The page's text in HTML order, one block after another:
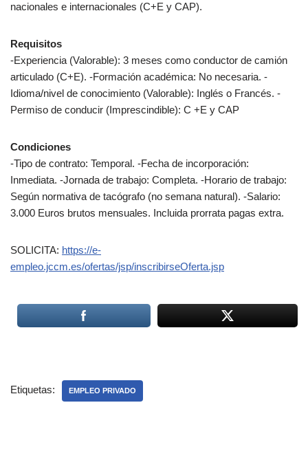
nacionales e internacionales (C+E y CAP).
Requisitos
-Experiencia (Valorable): 3 meses como conductor de camión
articulado (C+E). -Formación académica: No necesaria. -
Idioma/nivel de conocimiento (Valorable): Inglés o Francés. -
Permiso de conducir (Imprescindible): C +E y CAP
Condiciones
-Tipo de contrato: Temporal. -Fecha de incorporación:
Inmediata. -Jornada de trabajo: Completa. -Horario de trabajo:
Según normativa de tacógrafo (no semana natural). -Salario:
3.000 Euros brutos mensuales. Incluida prorrata pagas extra.
SOLICITA: https://e-
empleo.jccm.es/ofertas/jsp/inscribirseOferta.jsp
Etiquetas: EMPLEO PRIVADO